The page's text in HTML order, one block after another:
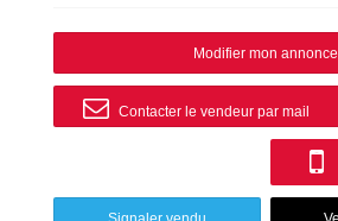
Modifier mon annonce
Contacter le vendeur par mail